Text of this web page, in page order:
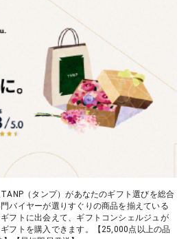
toilette（フラワリウム クリスマス
グ FOR2ギフト（GREEN）
（タンプ）があなたのギフト選びを総合
バイヤーが選りすぐりの商品を揃えている
フトに出会えて、ギフトコンシェルジュが
フトを購入できます。【25,000点以上の品